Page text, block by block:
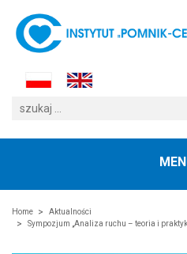
Home
Aktualności
Sympozjum „Analiza ruchu – teoria i